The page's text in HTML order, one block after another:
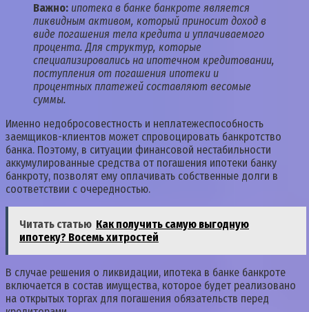
Важно: ипотека в банке банкроте является
ликвидным активом, который приносит доход в
виде погашения тела кредита и уплачиваемого
процента. Для структур, которые
специализировались на ипотечном кредитовании,
поступления от погашения ипотеки и
процентных платежей составляют весомые
суммы.
Именно недобросовестность и неплатежеспособность
заемщиков-клиентов может спровоцировать банкротство
банка. Поэтому, в ситуации финансовой нестабильности
аккумулированные средства от погашения ипотеки банку
банкроту, позволят ему оплачивать собственные долги в
соответствии с очередностью.
Читать статью Как получить самую выгодную
ипотеку? Восемь хитростей
В случае решения о ликвидации, ипотека в банке банкроте
включается в состав имущества, которое будет реализовано
на открытых торгах для погашения обязательств перед